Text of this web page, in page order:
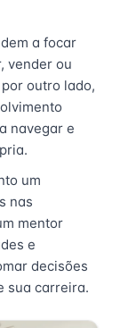
a focar
vender ou
outro lado,
navegar e
um
nas
mentor
e
decisões
sua carreira.